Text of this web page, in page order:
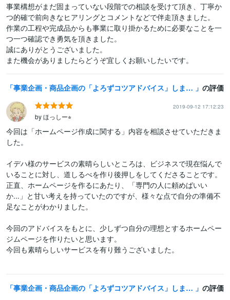
事業構想がまだ固まっていない段階での相談を受けて頂き、丁寧か
つ的確で前向きなヒアリングとコメントなどで伴走頂きました。
作業の工程や完成品からも事業に取り掛かるために必要なことを一
つ一つ確認でき勇気を頂きました。
誠にありがとうございました。
また機会がありましたらどうぞ宜しくお願いしたいです。
事業企画・商品企画の「よろずコツアドバイス」します 起業・企画中！売れる事業・商品の企画で悩んでる方まず相談を！ の評価
2019-09-12 17:12:23
by ほっしー⭐︎
今回は「ホームページ作成に関する」内容を相談させていただきま
した。
イデハ様のサービスの素晴らしいところは、ビジネスで現在悩んで
いることに対し、道しるべを作り後押しをしてくださることです。
正直、ホームページを作るにあたり、「専門の人に頼めばいい
か...」と甘い考えを持っていたのですが、様々な点で自分の準備不
足なことがわかりました。
今回のアドバイスをもとに、少しずつ自分の理想とするホームペー
ジムページを作りたいと思います。
今回も素晴らしいサービスを有り難うございました。
事業企画・商品企画の「よろずコツアドバイス」します 起業・企画中！売れる事業・商品の企画で悩んでる方まず相談を！ の評価